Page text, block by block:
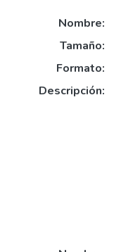
Nombre:
Tamaño:
Formato:
Descripción: